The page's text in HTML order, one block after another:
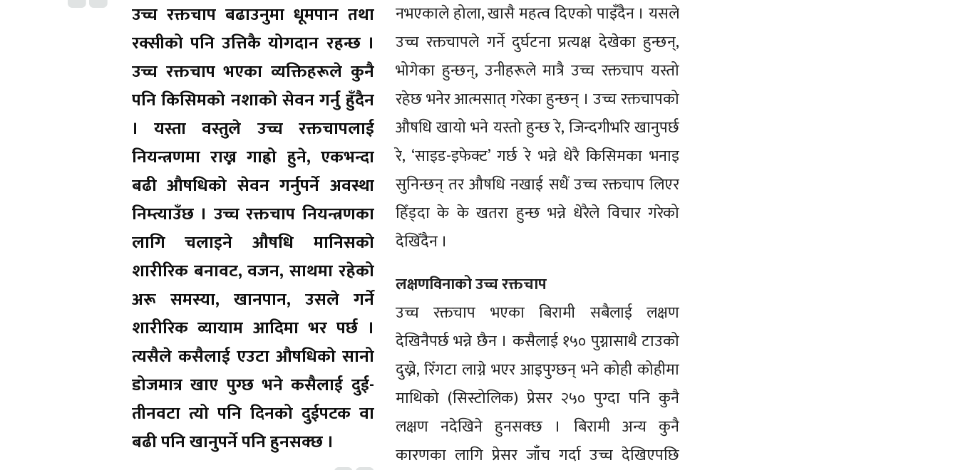
उच्च रक्तचाप बढाउनुमा धूमपान तथा
रक्सीको पनि उत्तिकै योगदान रहन्छ ।
उच्च रक्तचाप भएका व्यक्तिहरूले कुनै
पनि किसिमको नशाको सेवन गर्नु हुँदैन
। यस्ता वस्तुले उच्च रक्तचापलाई
नियन्त्रणमा राख्न गाह्रो हुने, एकभन्दा
बढी औषधिको सेवन गर्नुपर्ने अवस्था
निम्त्याउँछ । उच्च रक्तचाप नियन्त्रणका
लागि चलाइने औषधि मानिसको
शारीरिक बनावट, वजन, साथमा रहेको
अरू समस्या, खानपान, उसले गर्ने
शारीरिक व्यायाम आदिमा भर पर्छ ।
त्यसैले कसैलाई एउटा औषधिको सानो
डोजमात्र खाए पुग्छ भने कसैलाई दुई-
तीनवटा त्यो पनि दिनको दुईपटक वा
बढी पनि खानुपर्ने पनि हुनसक्छ ।
नभएकाले होला, खासै महत्व दिएको पाइँदैन । यसले
उच्च रक्तचापले गर्ने दुर्घटना प्रत्यक्ष देखेका हुन्छन्,
भोगेका हुन्छन्, उनीहरूले मात्रै उच्च रक्तचाप यस्तो
रहेछ भनेर आत्मसात् गरेका हुन्छन् । उच्च रक्तचापको
औषधि खायो भने यस्तो हुन्छ रे, जिन्दगीभरि खानुपर्छ
रे, ‘साइड-इफेक्ट’ गर्छ रे भन्ने धेरै किसिमका भनाइ
सुनिन्छन् तर औषधि नखाई सधैं उच्च रक्तचाप लिएर
हिँड्दा के के खतरा हुन्छ भन्ने धेरैले विचार गरेको
देखिँदैन ।
लक्षणविनाको उच्च रक्तचाप
उच्च रक्तचाप भएका बिरामी सबैलाई लक्षण
देखिनैपर्छ भन्ने छैन । कसैलाई १५० पुग्नासाथै टाउको
दुख्ने, रिँगटा लाग्ने भएर आइपुग्छन् भने कोही कोहीमा
माथिको (सिस्टोलिक) प्रेसर २५० पुग्दा पनि कुनै
लक्षण नदेखिने हुनसक्छ । बिरामी अन्य कुनै
कारणका लागि प्रेसर जाँच गर्दा उच्च देखिएपछि